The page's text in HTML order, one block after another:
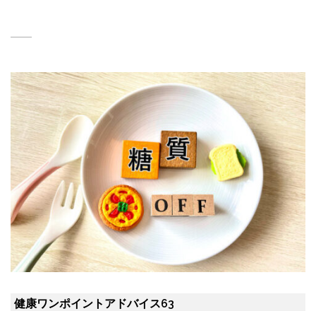
健康ワンポイントアドバイス63